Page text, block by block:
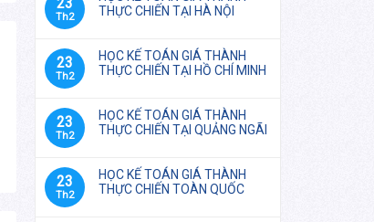
Th2
THỰC CHIẾN TẠI HÀ NỘI
23
Th2
HỌC KẾ TOÁN GIÁ THÀNH
THỰC CHIẾN TẠI HỒ CHÍ MINH
23
Th2
HỌC KẾ TOÁN GIÁ THÀNH
THỰC CHIẾN TẠI QUẢNG NGÃI
23
Th2
HỌC KẾ TOÁN GIÁ THÀNH
THỰC CHIẾN TOÀN QUỐC